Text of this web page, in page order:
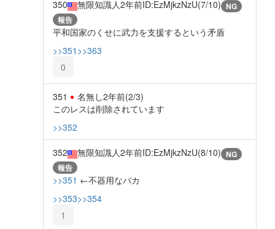
350 無限知識人2年前ID:EzMjkzNzU(7/10) NG
報告
平和国家のくせに武力を支援するという矛盾
>>351 >>363
0
351 名無し2年前(2/3)
このレスは削除されています
>>352
352 無限知識人2年前ID:EzMjkzNzU(8/10) NG
報告
>>351 ←不器用なバカ
>>353>>354
1